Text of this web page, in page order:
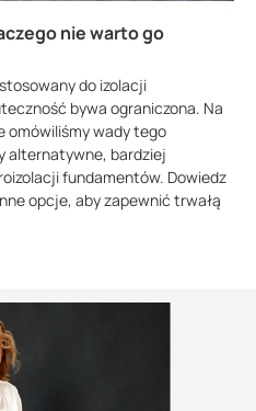
nie warto go
do izolacji
bywa ograniczona. Na
omówiliśmy wady tego
alternatywne, bardziej
fundamentów. Dowiedz
opcje, aby zapewnić trwałą